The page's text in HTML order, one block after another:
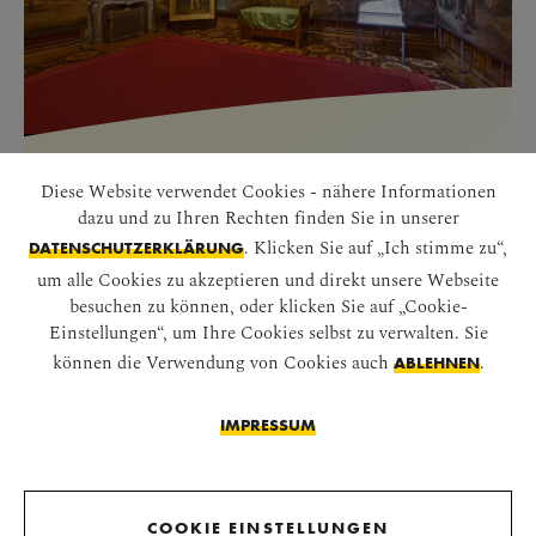
NAPOLEONZIMMER
SLIDESHOW STARTEN
Diese Website verwendet Cookies - nähere Informationen
dazu und zu Ihren Rechten finden Sie in unserer
DATENSCHUTZERKLÄRUNG. Klicken Sie auf „Ich stimme zu“,
um alle Cookies zu akzeptieren und direkt unsere Webseite
besuchen zu können, oder klicken Sie auf „Cookie-
Einstellungen“, um Ihre Cookies selbst zu verwalten. Sie
können die Verwendung von Cookies auch ABLEHNEN.
IMPRESSUM
COOKIE EINSTELLUNGEN